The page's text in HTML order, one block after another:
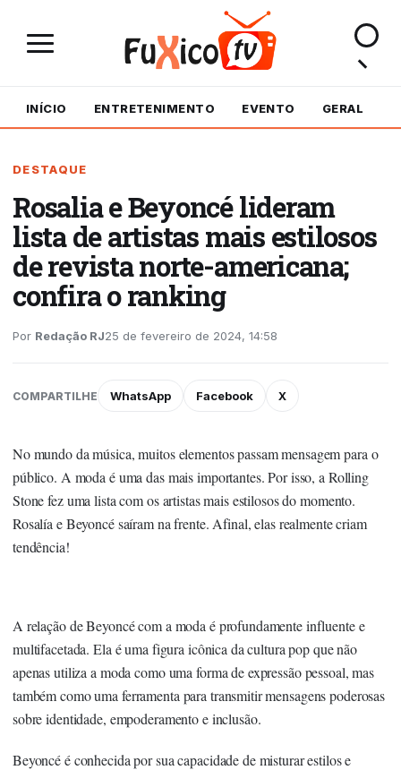
INÍCIO ENTRETENIMENTO EVENTO GERAL
DESTAQUE
Rosalia e Beyoncé lideram
lista de artistas mais estilosos
de revista norte-americana;
confira o ranking
Por Redação RJ25 de fevereiro de 2024, 14:58
COMPARTILHE WhatsApp Facebook X
No mundo da música, muitos elementos passam mensagem para o
público. A moda é uma das mais importantes. Por isso, a Rolling
Stone fez uma lista com os artistas mais estilosos do momento.
Rosalía e Beyoncé saíram na frente. Afinal, elas realmente criam
tendência!
A relação de Beyoncé com a moda é profundamente influente e
multifacetada. Ela é uma figura icônica da cultura pop que não
apenas utiliza a moda como uma forma de expressão pessoal, mas
também como uma ferramenta para transmitir mensagens poderosas
sobre identidade, empoderamento e inclusão.
Beyoncé é conhecida por sua capacidade de misturar estilos e